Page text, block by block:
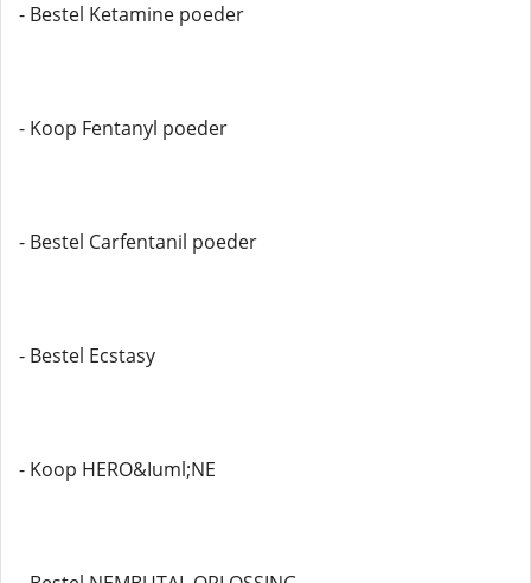
- Bestel Ketamine poeder
- Koop Fentanyl poeder
- Bestel Carfentanil poeder
- Bestel Ecstasy
- Koop HERO&Iuml;NE